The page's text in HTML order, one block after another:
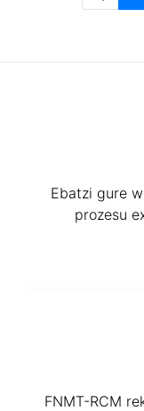
Ebatzi gure
prozesu
FNMT-RCM